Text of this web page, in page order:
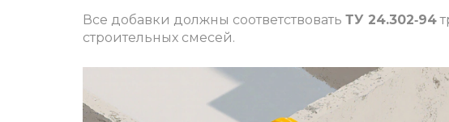
Все добавки должны соответствовать ТУ 24.302‑94
строительных смесей.